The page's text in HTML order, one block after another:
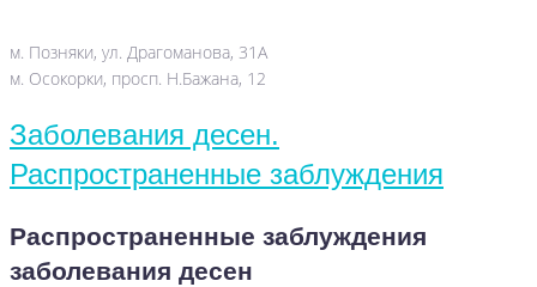
м. Позняки, ул. Драгоманова, 31А
м. Осокорки, просп. Н.Бажана, 12
Заболевания десен.
Распространенные заблуждения
Распространенные заблуждения
заболевания десен